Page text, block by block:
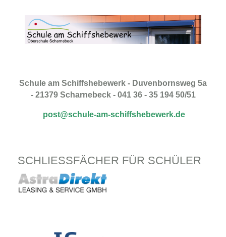
Schule am Schiffshebewerk - Duvenbornsweg 5a
- 21379 Scharnebeck - 041 36 - 35 194 50/51
post@schule-am-schiffshebewerk.de
SCHLIESSFÄCHER FÜR SCHÜLER